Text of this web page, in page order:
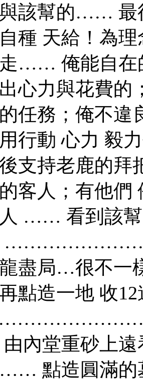
該幫的…… 最
種 天給！為
…… 俺能自在
心力與花費
任務；俺不違
行動 心力 毅
支持老鹿的拜
客人；有他
…… 看到該幫
盡局…很不一
點造一地 收
由內堂重砂上
點造圓滿的